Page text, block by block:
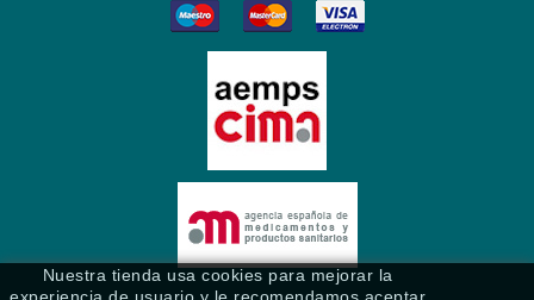
Nuestra tienda usa cookies para mejorar la